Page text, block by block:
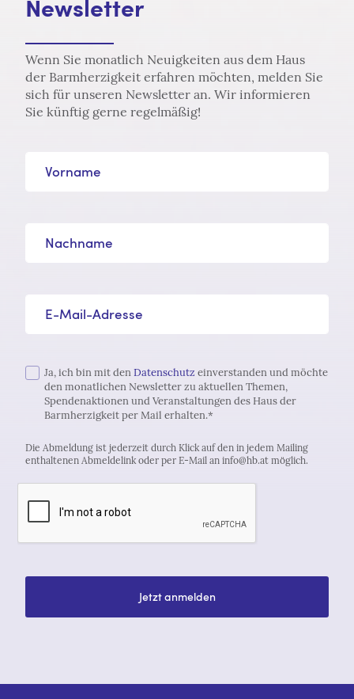
Newsletter
Wenn Sie monatlich Neuigkeiten aus dem Haus
der Barmherzigkeit erfahren möchten, melden Sie
sich für unseren Newsletter an. Wir informieren
Sie künftig gerne regelmäßig!
Ja, ich bin mit denDatenschutz einverstanden und möchte
den monatlichen Newsletter zu aktuellen Themen,
Spendenaktionen und Veranstaltungen des Haus der
Barmherzigkeit per Mail erhalten.*
Die Abmeldung ist jederzeit durch Klick auf den in jedem Mailing
enthaltenen Abmeldelink oder per E-Mail an info@hb.at möglich.
Jetzt anmelden